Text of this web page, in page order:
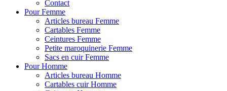
Contact
Pour Femme
Articles bureau Femme
Cartables Femme
Ceintures Femme
Petite maroquinerie Femme
Sacs en cuir Femme
Pour Homme
Articles bureau Homme
Cartables cuir Homme